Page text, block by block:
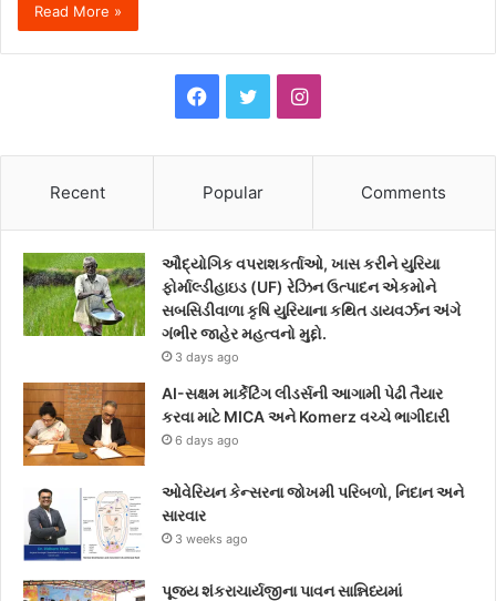
Read More »
c
e
b
o
o
k
i
t
t
e
I
t
a
g
a
Recent Popular Comments
ઔદ્યોગિક વપરાશકર્તાઓ, ખાસ કરીને યુરિયા
ફોર્માલ્ડીહાઇડ (UF) રેઝિન ઉત્પાદન એકમોને
સબસિડીવાળા કૃષિ યુરિયાના કથિત ડાયવર્ઝન અંગે
ગંભીર જાહેર મહત્વનો મુદ્દો.
3 days ago
AI-સક્ષમ માર્કેટિંગ લીડર્સની આગામી પેઢી તૈયાર
કરવા માટે MICA અને Komerz વચ્ચે ભાગીદારી
6 days ago
ઓવેરિયન કેન્સરના જોખમી પરિબળો, નિદાન અને
સારવાર
3 weeks ago
પૂજ્ય શંકરાચાર્યજીના પાવન સાન્નિધ્યમાં